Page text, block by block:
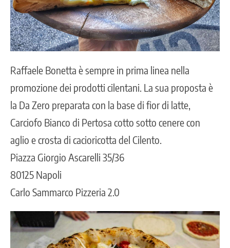
Raffaele Bonetta è sempre in prima linea nella
promozione dei prodotti cilentani. La sua proposta è
la Da Zero preparata con la base di fior di latte,
Carciofo Bianco di Pertosa cotto sotto cenere con
aglio e crosta di cacioricotta del Cilento.
Piazza Giorgio Ascarelli 35/36
80125 Napoli
Carlo Sammarco Pizzeria 2.0